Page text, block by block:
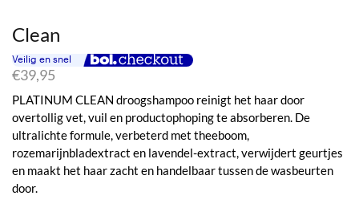
Clean
€39,95
PLATINUM CLEAN droogshampoo reinigt het haar door
overtollig vet, vuil en productophoping te absorberen. De
ultralichte formule, verbeterd met theeboom,
rozemarijnbladextract en lavendel-extract, verwijdert geurtjes
en maakt het haar zacht en handelbaar tussen de wasbeurten
door.